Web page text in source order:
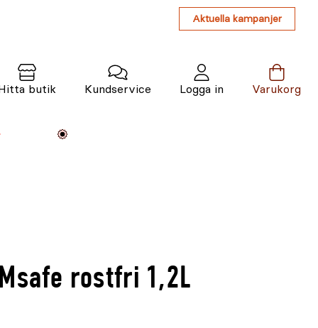
Aktuella kampanjer
butik Kundservice Logga in Varukorg
rostfri 1,2L